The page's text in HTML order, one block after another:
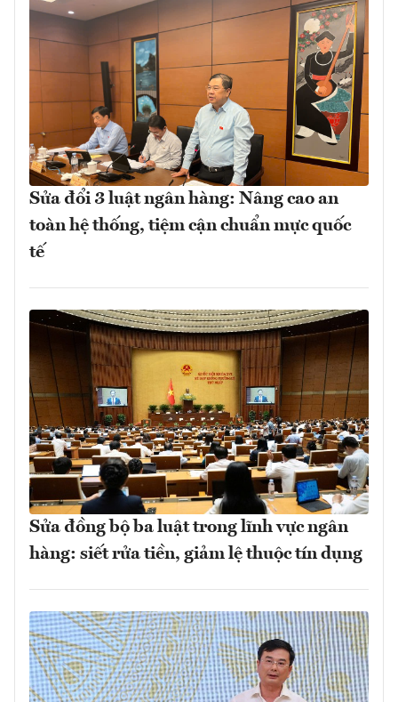
Sửa đổi 3 luật ngân hàng: Nâng cao an
toàn hệ thống, tiệm cận chuẩn mực quốc
tế
Sửa đồng bộ ba luật trong lĩnh vực ngân
hàng: siết rửa tiền, giảm lệ thuộc tín dụng